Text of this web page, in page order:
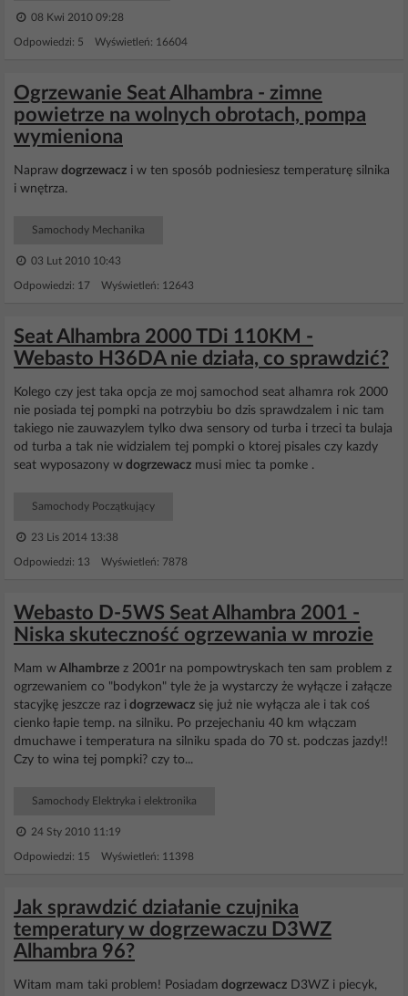
08 Kwi 2010 09:28
Odpowiedzi: 5 Wyświetleń: 16604
Ogrzewanie Seat Alhambra - zimne
powietrze na wolnych obrotach, pompa
wymieniona
Napraw dogrzewacz i w ten sposób podniesiesz temperaturę silnika
i wnętrza.
Samochody Mechanika
03 Lut 2010 10:43
Odpowiedzi: 17 Wyświetleń: 12643
Seat Alhambra 2000 TDi 110KM -
Webasto H36DA nie działa, co sprawdzić?
Kolego czy jest taka opcja ze moj samochod seat alhamra rok 2000
nie posiada tej pompki na potrzybiu bo dzis sprawdzalem i nic tam
takiego nie zauwazylem tylko dwa sensory od turba i trzeci ta bulaja
od turba a tak nie widzialem tej pompki o ktorej pisales czy kazdy
seat wyposazony w dogrzewacz musi miec ta pomke .
Samochody Początkujący
23 Lis 2014 13:38
Odpowiedzi: 13 Wyświetleń: 7878
Webasto D-5WS Seat Alhambra 2001 -
Niska skuteczność ogrzewania w mrozie
Mam w Alhambrze z 2001r na pompowtryskach ten sam problem z
ogrzewaniem co "bodykon" tyle że ja wystarczy że wyłącze i załącze
stacyjkę jeszcze raz i dogrzewacz się już nie wyłącza ale i tak coś
cienko łapie temp. na silniku. Po przejechaniu 40 km włączam
dmuchawe i temperatura na silniku spada do 70 st. podczas jazdy!!
Czy to wina tej pompki? czy to...
Samochody Elektryka i elektronika
24 Sty 2010 11:19
Odpowiedzi: 15 Wyświetleń: 11398
Jak sprawdzić działanie czujnika
temperatury w dogrzewaczu D3WZ
Alhambra 96?
Witam mam taki problem! Posiadam dogrzewacz D3WZ i piecyk,